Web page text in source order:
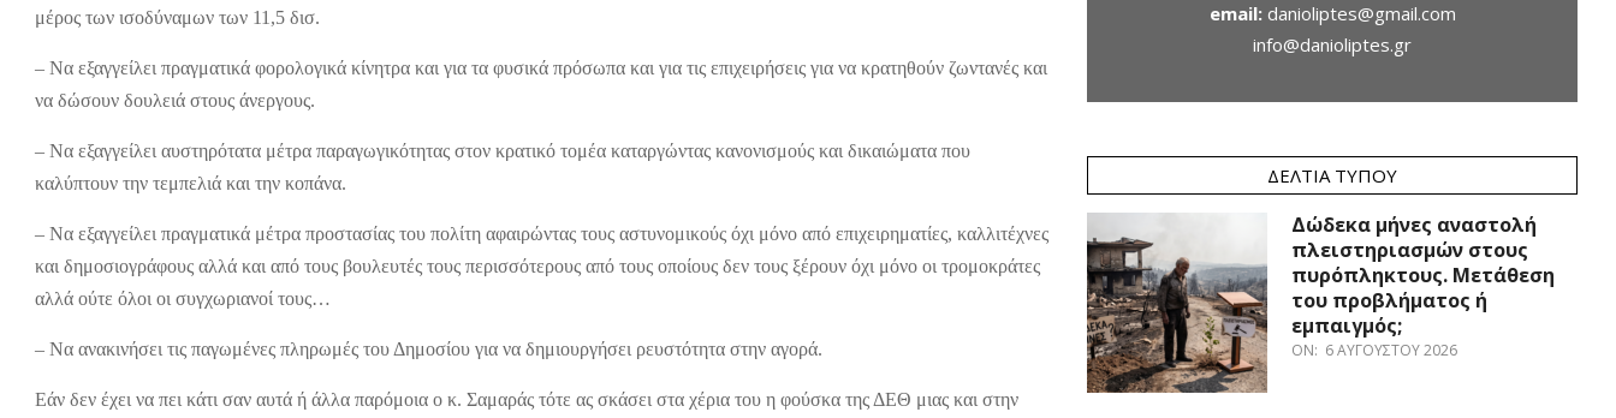
μέρος των ισοδύναμων των 11,5 δισ.
– Να εξαγγείλει πραγματικά φορολογικά κίνητρα και για τα φυσικά πρόσωπα και για τις επιχειρήσεις για να κρατηθούν ζωντανές και
να δώσουν δουλειά στους άνεργους.
– Να εξαγγείλει αυστηρότατα μέτρα παραγωγικότητας στον κρατικό τομέα καταργώντας κανονισμούς και δικαιώματα που
καλύπτουν την τεμπελιά και την κοπάνα.
– Να εξαγγείλει πραγματικά μέτρα προστασίας του πολίτη αφαιρώντας τους αστυνομικούς όχι μόνο από επιχειρηματίες, καλλιτέχνες
και δημοσιογράφους αλλά και από τους βουλευτές τους περισσότερους από τους οποίους δεν τους ξέρουν όχι μόνο οι τρομοκράτες
αλλά ούτε όλοι οι συγχωριανοί τους…
– Να ανακινήσει τις παγωμένες πληρωμές του Δημοσίου για να δημιουργήσει ρευστότητα στην αγορά.
Εάν δεν έχει να πει κάτι σαν αυτά ή άλλα παρόμοια ο κ. Σαμαράς τότε ας σκάσει στα χέρια του η φούσκα της ΔΕΘ μιας και στην
email: danioliptes@gmail.com
info@danioliptes.gr
ΔΕΛΤΊΑ ΤΎΠΟΥ
Δώδεκα μήνες αναστολή
πλειστηριασμών στους
πυρόπληκτους. Μετάθεση
του προβλήματος ή
εμπαιγμός;
ON: 6 ΑΥΓΟΎΣΤΟΥ 2026